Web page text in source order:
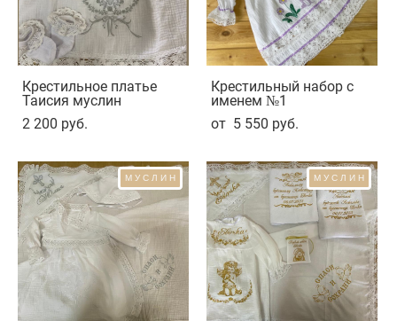
Крестильное платье
Таисия муслин
2 200 pуб.
Крестильный набор с
именем №1
от 5 550 pуб.
МУСЛИН МУСЛИН